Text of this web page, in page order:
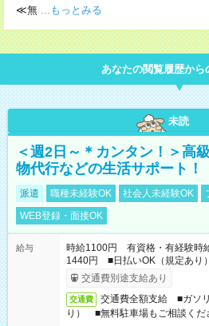
≪無 ...もっとみる
あなたの閲覧履歴から
未読
＜週2日～＊カンタン！＞高
物代行などの生活サポート！
派遣 職種未経験OK 社会人未経験OK
WEB登録・面接OK
給与
時給1100円 有資格・有経験時
1440円 ■日払いOK（規定あり
交通費別途支給あり
交通費
交通費全額支給 ■ガソ
り） ■無料駐車場もご相談くだ